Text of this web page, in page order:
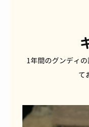
1年間のグンディ
て